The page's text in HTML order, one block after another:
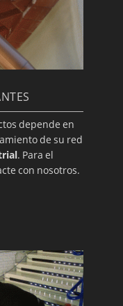
depende en
de su red
. Para el
con nosotros.